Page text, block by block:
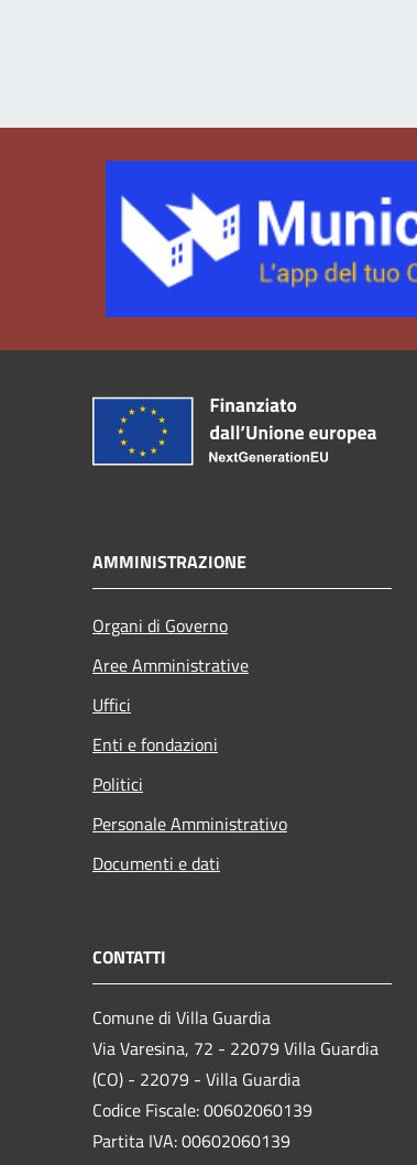
AMMINISTRAZIONE
Organi di Governo
Aree Amministrative
Uffici
Enti e fondazioni
Politici
Personale Amministrativo
Documenti e dati
CONTATTI
Comune di Villa Guardia
Via Varesina, 72 - 22079 Villa Guardia
(CO) - 22079 - Villa Guardia
Codice Fiscale: 00602060139
Partita IVA: 00602060139